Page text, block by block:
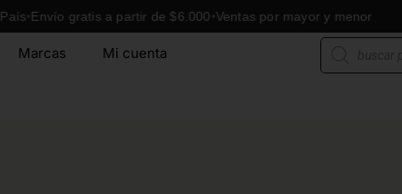
Envío gratis a partir de $6.000 Ventas por mayor y menor
Marcas Mi cuenta
Búsqueda